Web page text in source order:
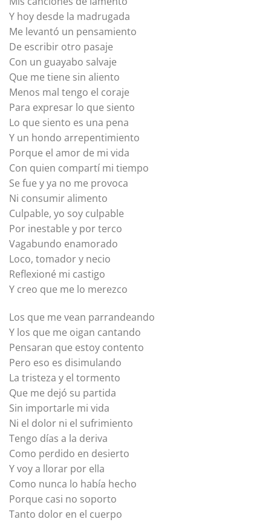
Y hoy desde la madrugada
Me levantó un pensamiento
De escribir otro pasaje
Con un guayabo salvaje
Que me tiene sin aliento
Menos mal tengo el coraje
Para expresar lo que siento
Lo que siento es una pena
Y un hondo arrepentimiento
Porque el amor de mi vida
Con quien compartí mi tiempo
Se fue y ya no me provoca
Ni consumir alimento
Culpable, yo soy culpable
Por inestable y por terco
Vagabundo enamorado
Loco, tomador y necio
Reflexioné mi castigo
Y creo que me lo merezco
Los que me vean parrandeando
Y los que me oigan cantando
Pensaran que estoy contento
Pero eso es disimulando
La tristeza y el tormento
Que me dejó su partida
Sin importarle mi vida
Ni el dolor ni el sufrimiento
Tengo días a la deriva
Como perdido en desierto
Y voy a llorar por ella
Como nunca lo había hecho
Porque casi no soporto
Tanto dolor en el cuerpo